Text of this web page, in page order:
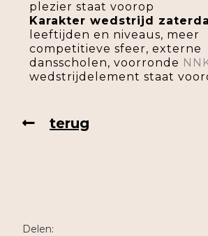
terug
Delen:
plezier staat voorop
Karakter wedstrijd
leeftijden en niveaus, meer
competitieve sfeer, externe
dansscholen, voorronde
wedstrijdelement staat